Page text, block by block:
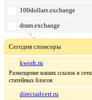
100dollars.exchange
dram.exchange
Сегодня спонсоры
kwork.ru
Размещение ваших ссылок в сети
статейных блогов
directadvert.ru